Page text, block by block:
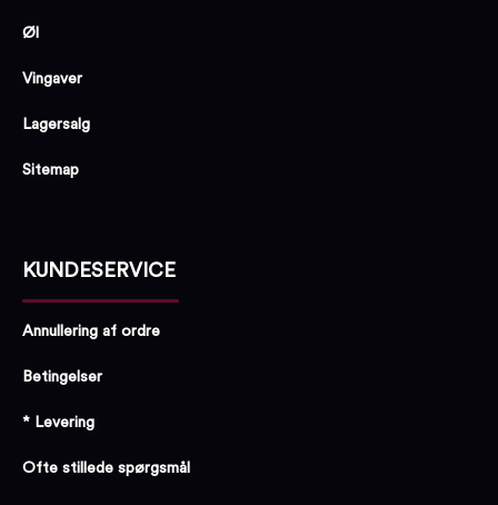
Øl
Vingaver
Lagersalg
Sitemap
KUNDESERVICE
Annullering af ordre
Betingelser
* Levering
Ofte stillede spørgsmål